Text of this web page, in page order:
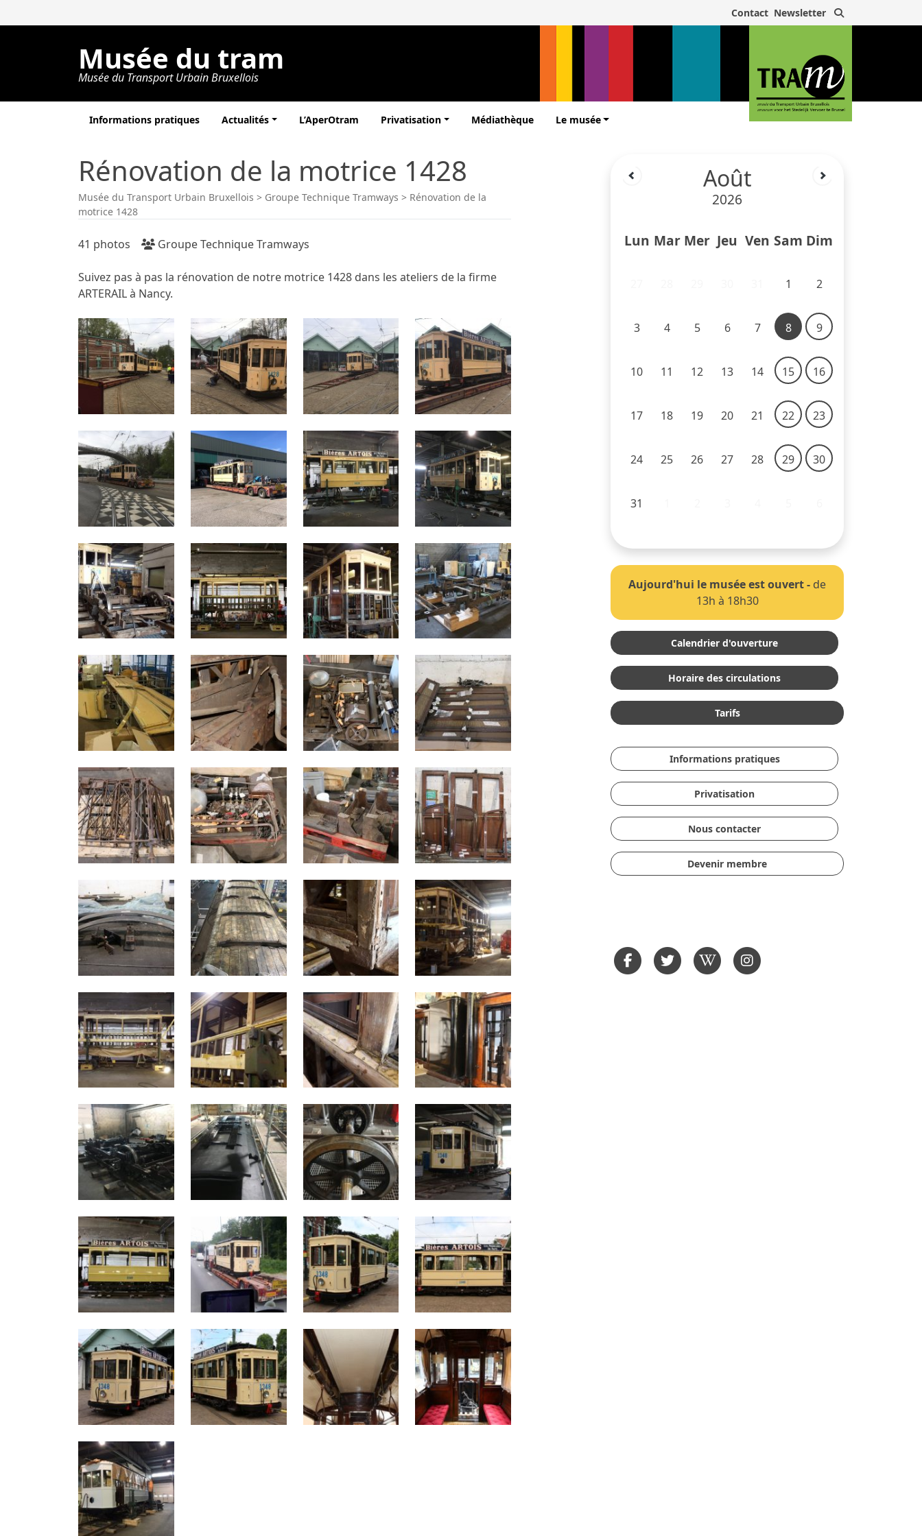
Contact Newsletter
Musée du tram
Musée du Transport Urbain Bruxellois
Informations pratiques Actualités L’AperOtram Privatisation Médiathèque Le musée
Rénovation de la motrice 1428
Musée du Transport Urbain Bruxellois > Groupe Technique Tramways > Rénovation de la
motrice 1428
41 photos Groupe Technique Tramways
Suivez pas à pas la rénovation de notre motrice 1428 dans les ateliers de la firme
ARTERAIL à Nancy.
Août
2026
Lun Mar Mer Jeu Ven Sam Dim
1 2
3 4 5 6 7 8 9
10 11 12 13 14 15 16
17 18 19 20 21 22 23
24 25 26 27 28 29 30
31
Aujourd'hui le musée est ouvert- de
13h à 18h30
Calendrier d'ouverture
Horaire des circulations
Tarifs
Informations pratiques
Privatisation
Nous contacter
Devenir membre